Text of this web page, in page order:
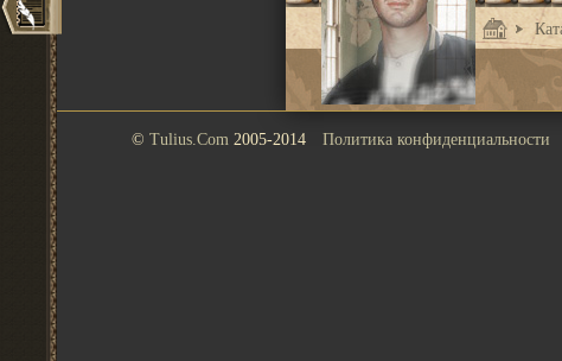
© Tulius.Com 2005-2014 Политика конфиденциальности